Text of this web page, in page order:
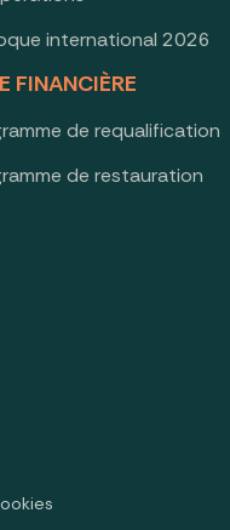
international 2026
FINANCIÈRE
de requalification
de restauration